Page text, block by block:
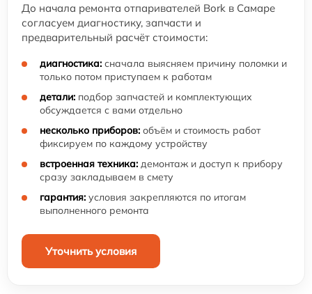
До начала ремонта отпаривателей Bork в Самаре
согласуем диагностику, запчасти и
предварительный расчёт стоимости:
диагностика: сначала выясняем причину поломки и
только потом приступаем к работам
детали: подбор запчастей и комплектующих
обсуждается с вами отдельно
несколько приборов: объём и стоимость работ
фиксируем по каждому устройству
встроенная техника: демонтаж и доступ к прибору
сразу закладываем в смету
гарантия: условия закрепляются по итогам
выполненного ремонта
Уточнить условия